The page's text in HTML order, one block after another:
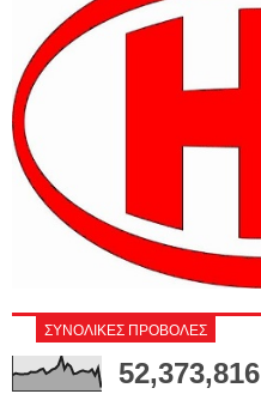
ΣΥΝΟΛΙΚΕΣ ΠΡΟΒΟΛΕΣ
52,373,816